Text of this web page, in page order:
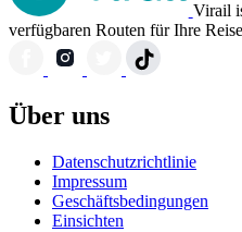
Virail
verfügbaren Routen für Ihre
Über uns
Datenschutzrichtlinie
Impressum
Geschäftsbedingungen
Einsichten